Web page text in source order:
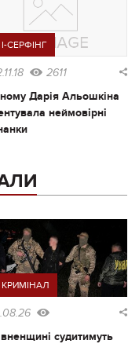
I-СЕРФІНГ
2611
Дарія Альошкіна
неймовірні
КРИМІНАЛ
судитимуть